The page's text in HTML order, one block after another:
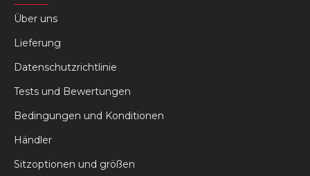
Über uns
Lieferung
Datenschutzrichtlinie
Tests und Bewertungen
Bedingungen und Konditionen
Händler
Sitzoptionen und größen